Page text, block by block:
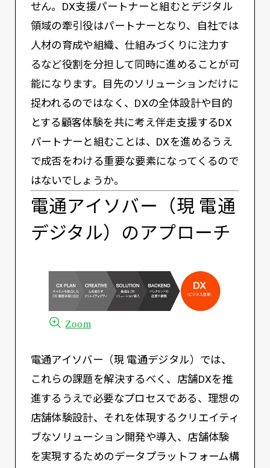
せん。DX支援パートナーと組むとデジタル
領域の牽引役はパートナーとなり、自社では
人材の育成や組織、仕組みづくりに注力す
るなど役割を分担して同時に進めることが可
能になります。目先のソリューションだけに
捉われるのではなく、DXの全体設計や目的
とする顧客体験を共に考え伴走支援するDX
パートナーと組むことは、DXを進めるうえ
で成否をわける重要な要素になってくるので
はないでしょうか。
電通アイソバー（現 電通
デジタル）のアプローチ
Zoom
電通アイソバー（現 電通デジタル）では、
これらの課題を解決するべく、店舗DXを推
進するうえで必要なプロセスである、理想の
店舗体験設計、それを体現するクリエイティ
ブなソリューション開発や導入、店舗体験
を実現するためのデータプラットフォーム構